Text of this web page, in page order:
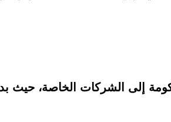
إلى الشركات الخاصة، حيث